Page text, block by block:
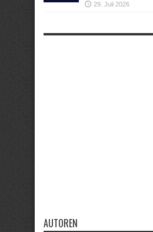
29. Juli 2026
AUTOREN